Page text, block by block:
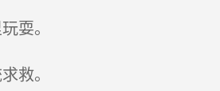
耍。
救。